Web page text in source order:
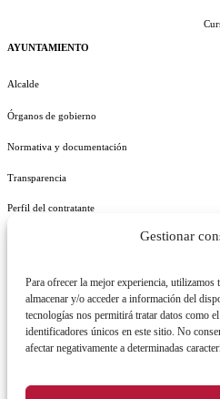
Gestionar
Para ofrecer la mejor experiencia, utilizamos
almacenar y/o acceder a información del
tecnologías nos permitirá tratar datos como
identificadores únicos en este sitio. No
afectar negativamente a determinadas
AYUNTAMIENTO
Alcalde
Órganos de gobierno
Normativa y documentación
Transparencia
Perfil del contratante